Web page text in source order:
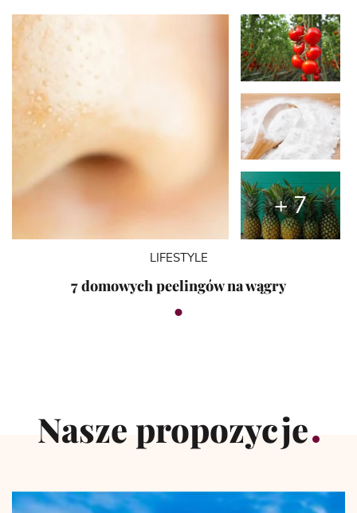
+ 7
LIFESTYLE
7 domowych peelingów na wągry
Nasze propozycje